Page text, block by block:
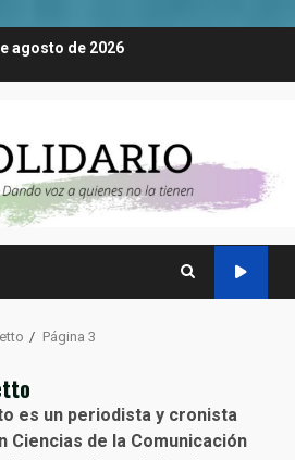
agosto de 2026
Página 3
es un periodista y cronista
Ciencias de la Comunicación